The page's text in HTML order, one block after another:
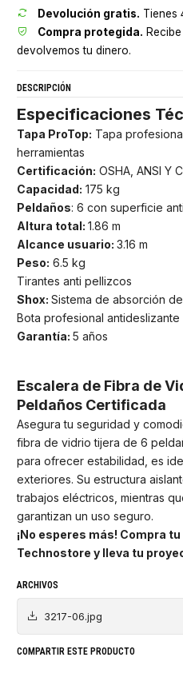
Devolución gratis. Tienes
Compra protegida.
devolvemos tu dinero.
DESCRIPCIÓN
Especificaciones
Tapa ProTop: Tapa
herramientas
Certificación: OSHA, ANSI Y
Capacidad: 175 kg
Peldaños: 6 con superficie
Altura total: 1.86 m
Alcance usuario: 3.16 m
Peso: 6.5 kg
Tirantes anti pellizcos
Shox: Sistema de absorción
Bota profesional
Garantía: 5 años
Escalera de Fibra de
Peldaños Certificada
Asegura tu seguridad y
fibra de vidrio tijera de 6
para ofrecer estabilidad, es
exteriores. Su estructura
trabajos eléctricos, mientras
garantizan un uso seguro.
¡No esperes más! Compra
Technostore y lleva tu
ARCHIVOS
3217-06.jpg
COMPARTIR ESTE PRODUCTO